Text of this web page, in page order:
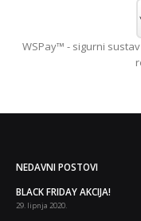
WSPay™ - sigurni
NEDAVNI POSTOVI